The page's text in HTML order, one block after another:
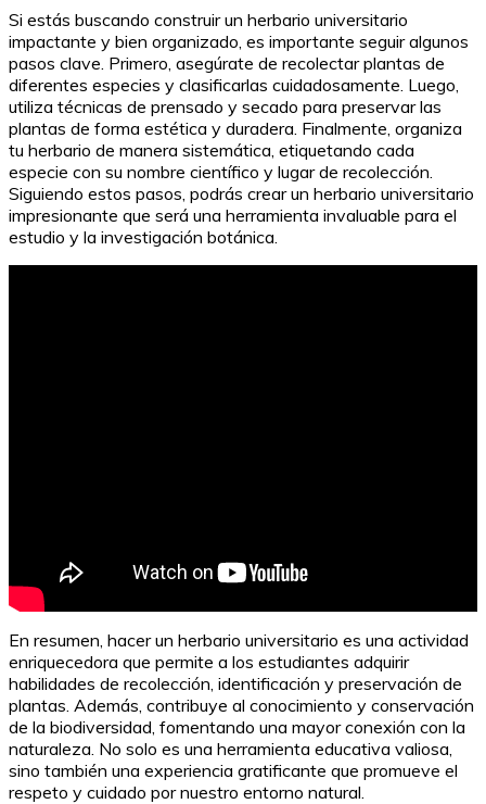
Si estás buscando construir un herbario universitario
impactante y bien organizado, es importante seguir algunos
pasos clave. Primero, asegúrate de recolectar plantas de
diferentes especies y clasificarlas cuidadosamente. Luego,
utiliza técnicas de prensado y secado para preservar las
plantas de forma estética y duradera. Finalmente, organiza
tu herbario de manera sistemática, etiquetando cada
especie con su nombre científico y lugar de recolección.
Siguiendo estos pasos, podrás crear un herbario universitario
impresionante que será una herramienta invaluable para el
estudio y la investigación botánica.
En resumen, hacer un herbario universitario es una actividad
enriquecedora que permite a los estudiantes adquirir
habilidades de recolección, identificación y preservación de
plantas. Además, contribuye al conocimiento y conservación
de la biodiversidad, fomentando una mayor conexión con la
naturaleza. No solo es una herramienta educativa valiosa,
sino también una experiencia gratificante que promueve el
respeto y cuidado por nuestro entorno natural.